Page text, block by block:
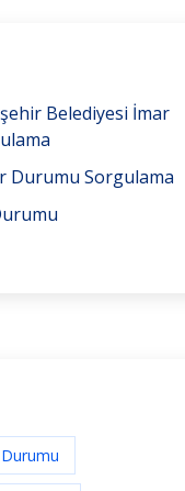
Belediyesi İmar
Durumu Sorgulama